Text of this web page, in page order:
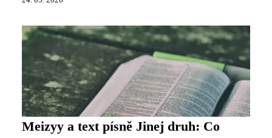
Meizyy a text písně Jinej druh: Co